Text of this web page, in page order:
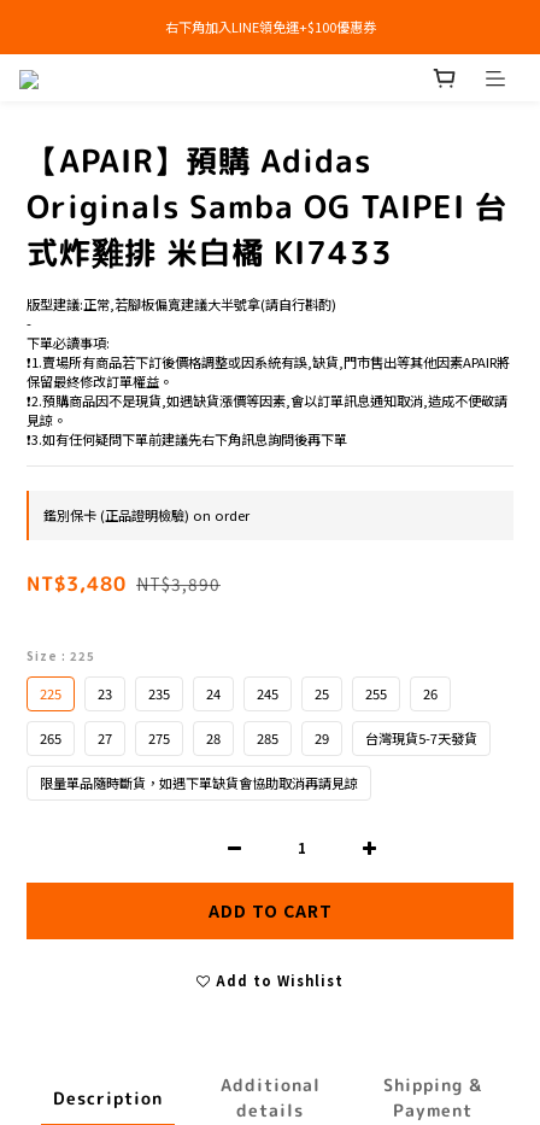
右下角加入LINE領免運+$100優惠券
右下角加入LINE領免運+$100優惠券
即日起，預購商品可提供部分訂金後尾款貨到付款(需協助請洽官line:@apair)
【APAIR】預購 Adidas
Originals Samba OG TAIPEI 台
式炸雞排 米白橘 KI7433
版型建議:正常,若腳板偏寬建議大半號拿(請自行斟酌)
-
下單必讀事項:
❗️1.賣場所有商品若下訂後價格調整或因系統有誤,缺貨,門市售出等其他因素APAIR將
保留最終修改訂單權益。
❗️2.預購商品因不是現貨,如遇缺貨漲價等因素,會以訂單訊息通知取消,造成不便敬請
見諒。
❗️3.如有任何疑問下單前建議先右下角訊息詢問後再下單
鑑別保卡 (正品證明檢驗) on order
NT$3,480 NT$3,890
Size : 225
225 23 235 24 245 25 255 26
265 27 275 28 285 29 台灣現貨5-7天發貨
限量單品隨時斷貨，如遇下單缺貨會協助取消再請見諒
ADD TO CART
Add to Wishlist
Description
Additional
details
Shipping &
Payment